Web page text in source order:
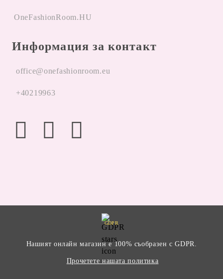
OneFashionRoom.HU
Информация за контакт
office@onefashionroom.eu
+40219963
GDPR
Нашият онлайн магазин е 100% съобразен с GDPR.
Прочетете нашата политика